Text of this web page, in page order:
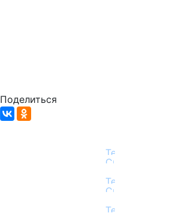
Поделиться